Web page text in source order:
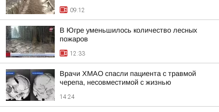
09:12
В Югре уменьшилось количество лесных
пожаров
12:33
Врачи ХМАО спасли пациента с травмой
черепа, несовместимой с жизнью
14:24